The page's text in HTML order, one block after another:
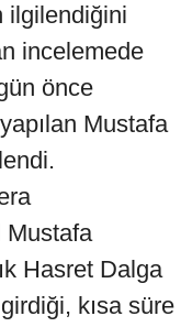
ilgilendiğini
incelemede
önce
Mustafa
Mustafa
Hasret Dalga
kısa süre